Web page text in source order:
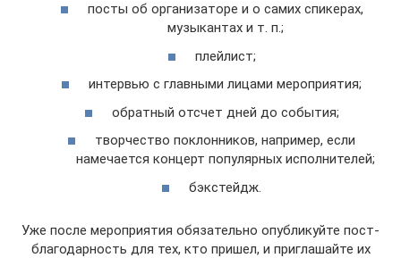
посты об организаторе и о самих спикерах,
музыкантах и т. п.;
плейлист;
интервью с главными лицами мероприятия;
обратный отсчет дней до события;
творчество поклонников, например, если
намечается концерт популярных исполнителей;
бэкстейдж.
Уже после мероприятия обязательно опубликуйте пост-
благодарность для тех, кто пришел, и приглашайте их